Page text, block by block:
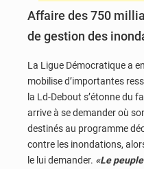
Affaire des 750
de gestion des
La Ligue Démocratique a
mobilise d’importantes
la Ld-Debout s’étonne du
arrive à se demander où
destinés au programme
contre les inondations,
le lui demander. «Le